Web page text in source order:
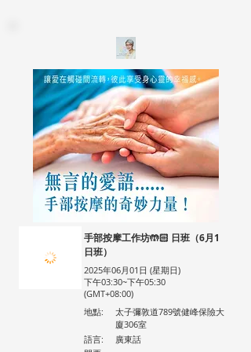
手部按摩工作坊🤲🏻 日班（6月1
日班）
2025年06月01日 (星期日)
下午03:30~下午05:30
(GMT+08:00)
地點:
太子彌敦道789號健峰保險大
廈306室
語言:
廣東話